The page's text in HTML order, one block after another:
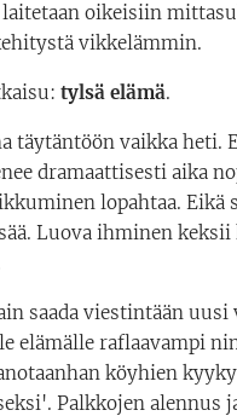
oikeisiin
vikkelämmin.
tylsä elämä.
täytäntöön vaikka heti.
dramaattisesti aika
lopahtaa. Eikä
Luova ihminen
saada viestintään uusi
elämälle raflaavampi
köyhien
Palkkojen alennus